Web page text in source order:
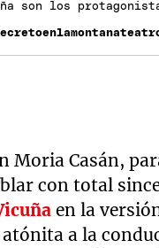
son los
Moria Casán,
con total
en la
a la